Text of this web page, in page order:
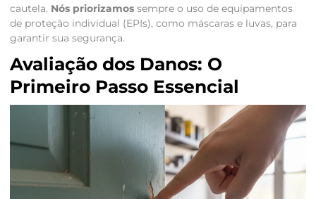
cautela. Nós priorizamossempre o uso de equipamentos
de proteção individual (EPIs), como máscaras e luvas, para
garantir sua segurança.
Avaliação dos Danos: O
Primeiro Passo Essencial